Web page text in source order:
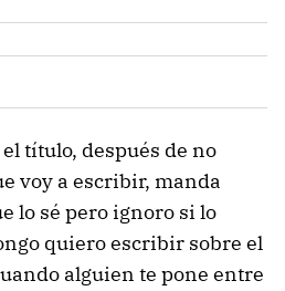
título, después de no
voy a escribir, manda
lo sé pero ignoro si lo
quiero escribir sobre el
alguien te pone entre